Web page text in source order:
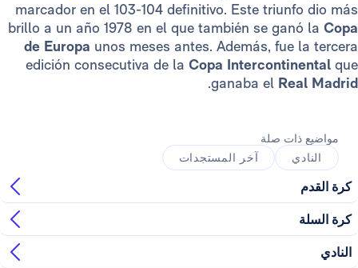
marcador en el 103-104 definitivo. Este
brillo a un año 1978 en el que también se
de Europaunos meses antes. Además, fue
edición consecutiva de laCopa
ganaba el
.
صلة
آخر المستجدات